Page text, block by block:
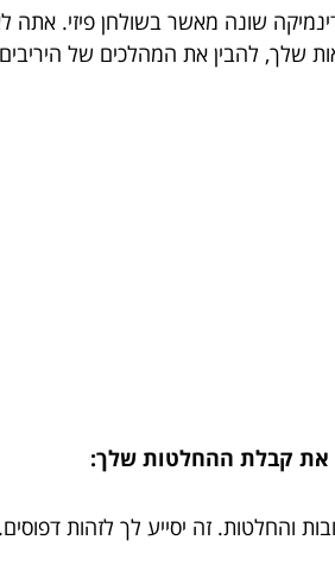
שונה מאשר בשולחן פיזי. אתה לא
שלך, להבין את המהלכים של
את קבלת ההחלטות שלך: